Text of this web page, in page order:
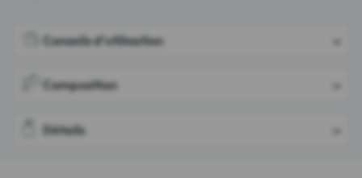
Conseils d'utilisation
Composition
Détails